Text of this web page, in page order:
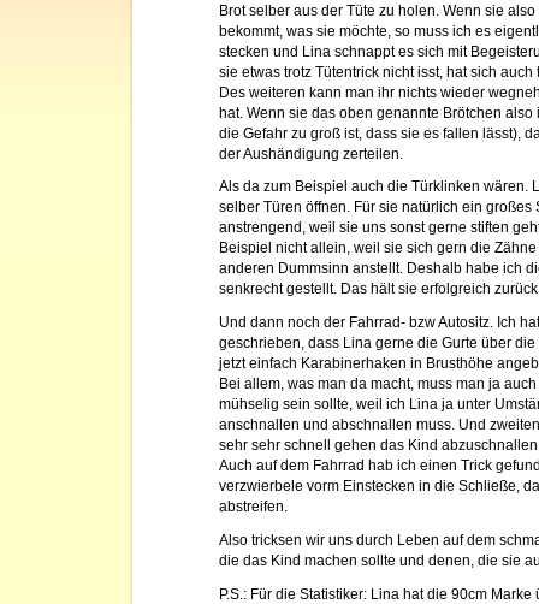
Brot selber aus der Tüte zu holen. Wenn sie
bekommt, was sie möchte, so muss ich es
stecken und Lina schnappt es sich mit
sie etwas trotz Tütentrick nicht isst, hat sich
Des weiteren kann man ihr nichts wieder
hat. Wenn sie das oben genannte Brötchen
die Gefahr zu groß ist, dass sie es fallen lässt),
der Aushändigung zerteilen.
Als da zum Beispiel auch die Türklinken wären.
selber Türen öffnen. Für sie natürlich ein großes
anstrengend, weil sie uns sonst gerne stiften
Beispiel nicht allein, weil sie sich gern die
anderen Dummsinn anstellt. Deshalb habe ich
senkrecht gestellt. Das hält sie erfolgreich
Und dann noch der Fahrrad- bzw Autositz. Ich
geschrieben, dass Lina gerne die Gurte über
jetzt einfach Karabinerhaken in Brusthöhe
Bei allem, was man da macht, muss man ja
mühselig sein sollte, weil ich Lina ja unter
anschnallen und abschnallen muss. Und
sehr sehr schnell gehen das Kind
Auch auf dem Fahrrad hab ich einen Trick
verzwierbele vorm Einstecken in die Schließe,
abstreifen.
Also tricksen wir uns durch Leben auf dem
die das Kind machen sollte und denen, die sie
P.S.: Für die Statistiker: Lina hat die 90cm